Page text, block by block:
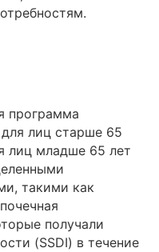
программа
лиц старше 65
лиц младше 65 лет
такими как
получали
(SSDI) в течение